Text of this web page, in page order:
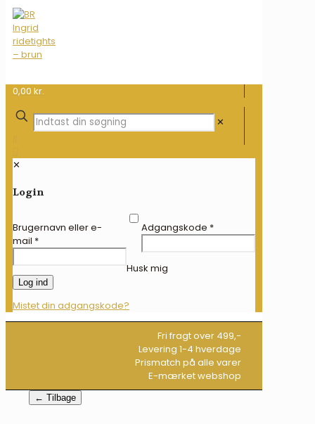
0,00 kr.
✕
✕
Login
Brugernavn eller e-
mail *
Adgangskode *
Husk mig
Log ind
Mistet din adgangskode?
Fri fragt over 499,-
Levering 1-4 hverdage
Prismatch på alle varer
E-mærket webshop
← Tilbage